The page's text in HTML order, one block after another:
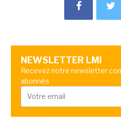
NEWSLETTER LMI
Recevez notre newsletter
abonnés